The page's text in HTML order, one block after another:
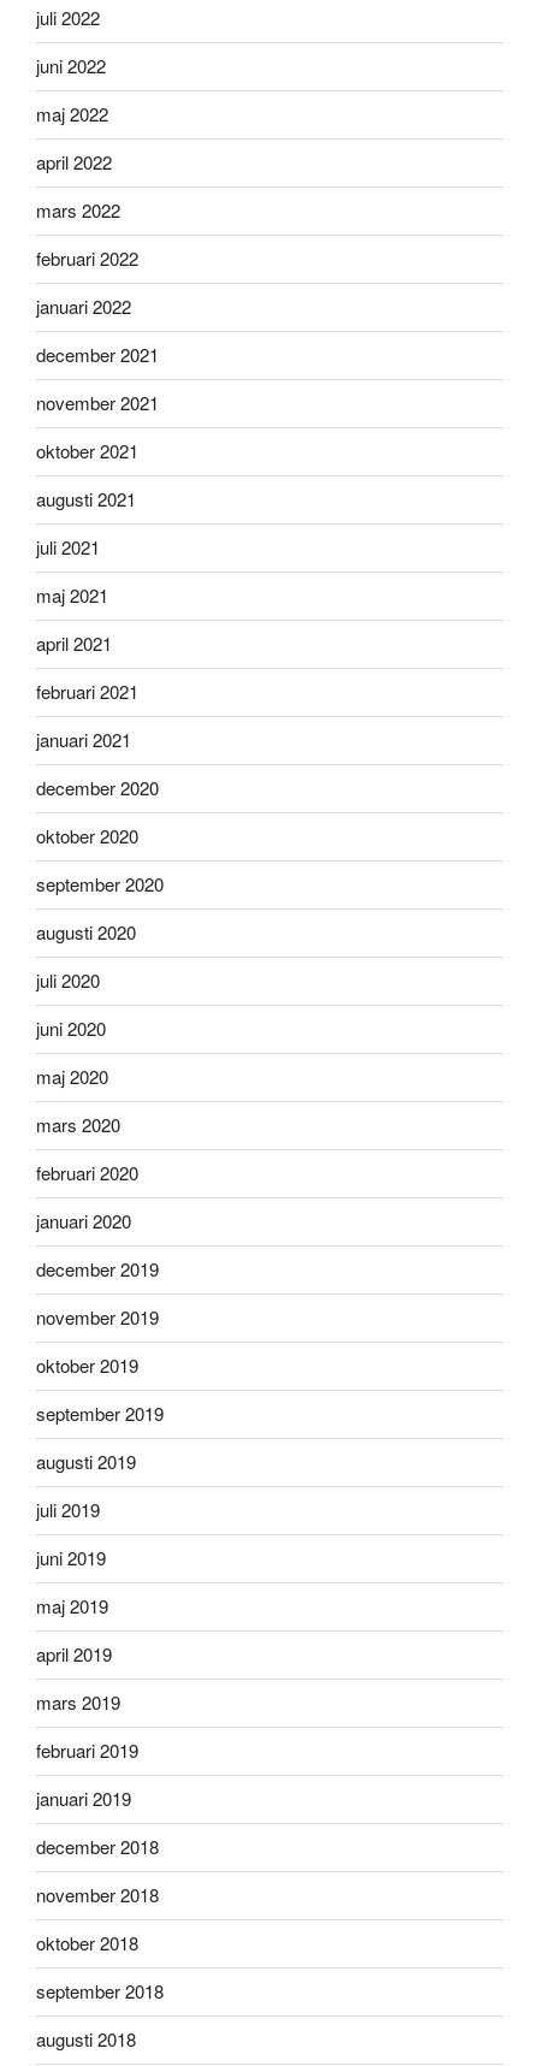
juli 2022
juni 2022
maj 2022
april 2022
mars 2022
februari 2022
januari 2022
december 2021
november 2021
oktober 2021
augusti 2021
juli 2021
maj 2021
april 2021
februari 2021
januari 2021
december 2020
oktober 2020
september 2020
augusti 2020
juli 2020
juni 2020
maj 2020
mars 2020
februari 2020
januari 2020
december 2019
november 2019
oktober 2019
september 2019
augusti 2019
juli 2019
juni 2019
maj 2019
april 2019
mars 2019
februari 2019
januari 2019
december 2018
november 2018
oktober 2018
september 2018
augusti 2018